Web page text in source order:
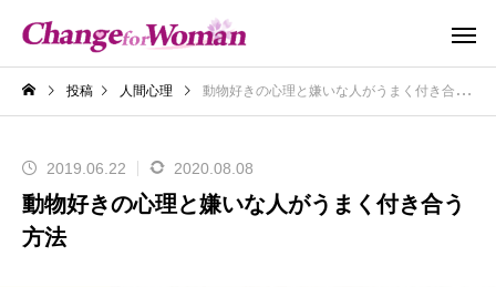
投稿 人間心理 動物好きの心理と嫌いな人がうまく付き合う方法
2019.06.22 2020.08.08
動物好きの心理と嫌いな人がうまく付き合う
方法